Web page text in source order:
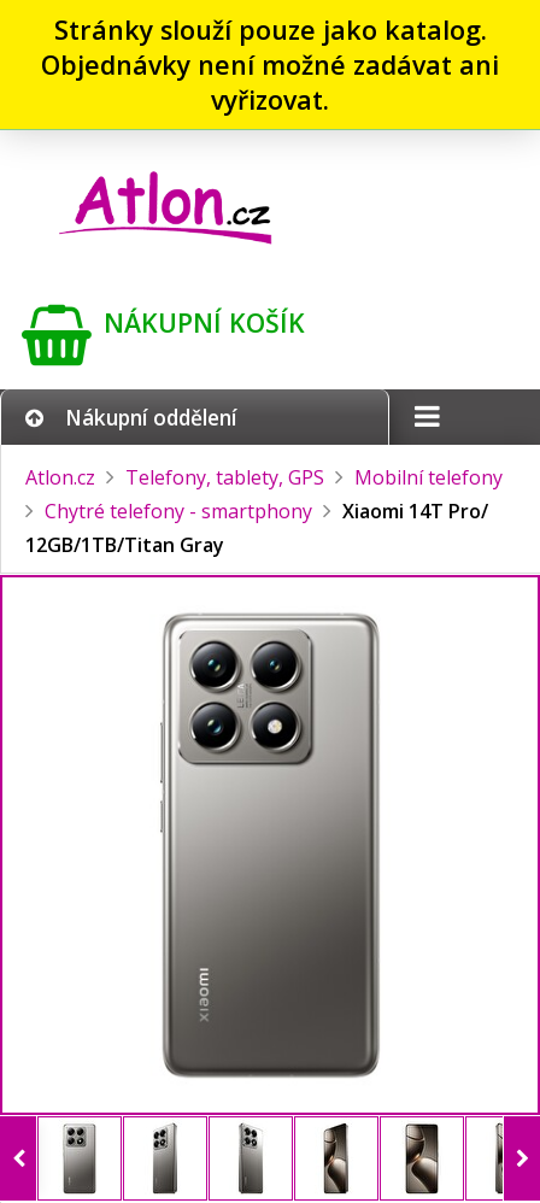
Stránky slouží pouze jako katalog.
Objednávky není možné zadávat ani
vyřizovat.
NÁKUPNÍ KOŠÍK
Nákupní oddělení
Atlon.cz Telefony, tablety, GPS
Mobilní telefony
Chytré telefony - smartphony
Xiaomi 14T Pro/
12GB/1TB/Titan Gray